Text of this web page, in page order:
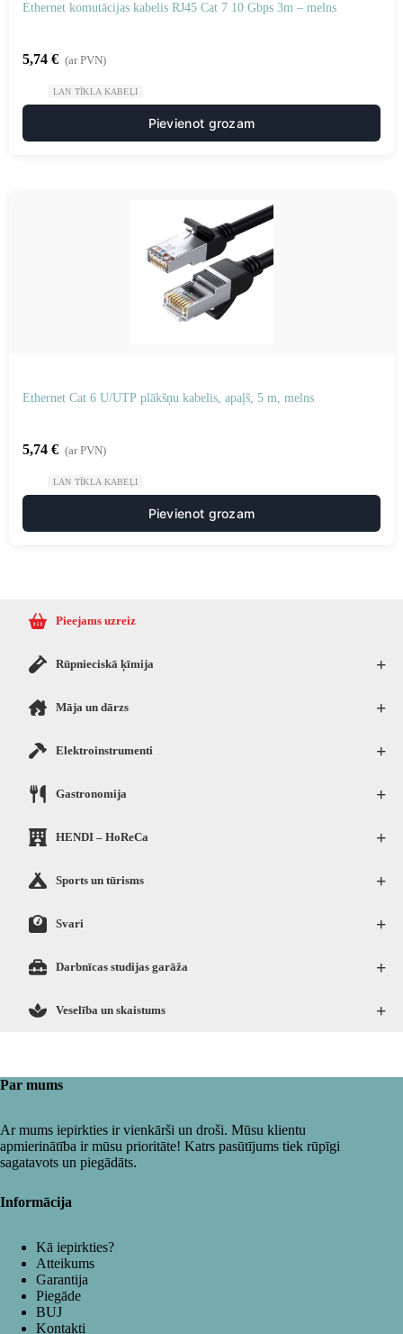
Ethernet komutācijas kabelis RJ45 Cat 7 10 Gbps 3m – melns
5,74 € (ar PVN)
LAN TĪKLA KABEĻI
Pievienot grozam
Ethernet Cat 6 U/UTP plākšņu kabelis, apaļš, 5 m, melns
5,74 € (ar PVN)
LAN TĪKLA KABEĻI
Pievienot grozam
Pieejams uzreiz
+
Rūpnieciskā ķīmija
+
Māja un dārzs
+
Elektroinstrumenti
+
Gastronomija
+
HENDI – HoReCa
+
Sports un tūrisms
+
Svari
+
Darbnīcas studijas garāža
+
Veselība un skaistums
Par mums
Ar mums iepirkties ir vienkārši un droši. Mūsu klientu
apmierinātība ir mūsu prioritāte! Katrs pasūtījums tiek rūpīgi
sagatavots un piegādāts.
Informācija
Kā iepirkties?
Atteikums
Garantija
Piegāde
BUJ
Kontakti